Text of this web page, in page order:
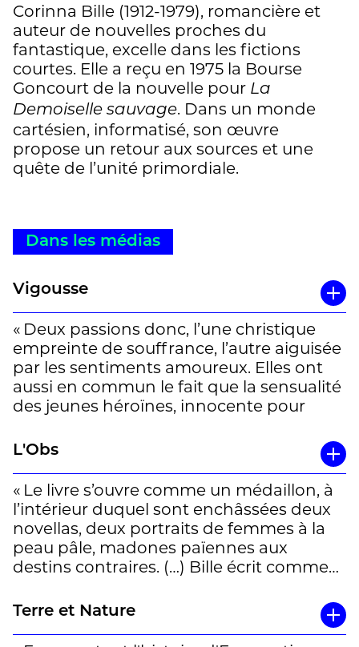
Corinna Bille (1912-1979), romancière et
auteur de nouvelles proches du
fantastique, excelle dans les fictions
courtes. Elle a reçu en 1975 la Bourse
Goncourt de la nouvelle pour La
Demoiselle sauvage. Dans un monde
cartésien, informatisé, son œuvre
propose un retour aux sources et une
quête de l’unité primordiale.
Dans les médias
Vigousse
« Deux passions donc, l’une christique
empreinte de souffrance, l’autre aiguisée
par les sentiments amoureux. Elles ont
aussi en commun le fait que la sensualité
des jeunes héroïnes, innocente pour
heurte au dogmatisme catholique et à la
Si S. Corinna Bille n’était pas une
féministe déclarée, ses deux textes font
aujourd’hui résonner (et même
raisonner) notre actualité appauvrie par
des revendications façon #MeToo. Son
les émotions dans le regard apprenant
de ces deux femmes en devenir, peut
L'Obs
« Le livre s’ouvre comme un médaillon, à
l’intérieur duquel sont enchâssées deux
novellas, deux portraits de femmes à la
peau pâle, madones païennes aux
destins contraires. (…) Bille écrit comme
de vert et d’or, et oppose aux rigueurs du
Valais sa sensuelle luxuriance. » Elisabeth
Terre et Nature